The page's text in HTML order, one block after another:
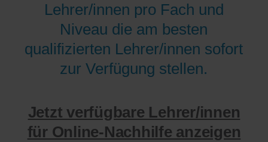
Lehrer/innen pro Fach und
Niveau die am besten
qualifizierten Lehrer/innen sofort
zur Verfügung stellen.
Jetzt verfügbare Lehrer/innen
für Online-Nachhilfe anzeigen